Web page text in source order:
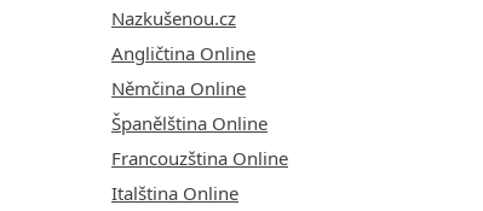
Nazkušenou.cz
Angličtina Online
Němčina Online
Španělština Online
Francouzština Online
Italština Online